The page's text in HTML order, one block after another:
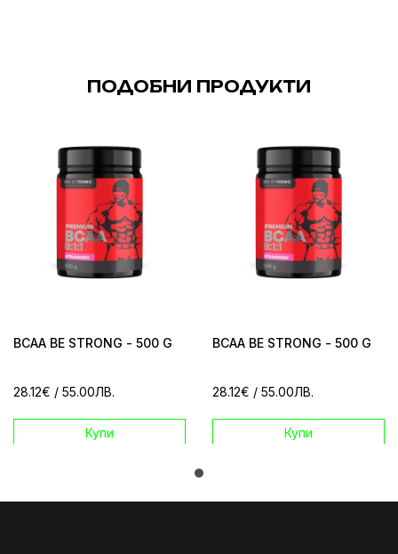
ПОДОБНИ ПРОДУКТИ
BCAA BE STRONG - 500 G
28.12€ / 55.00ЛВ.
Купи
BCAA BE STRONG - 500 G
28.12€ / 55.00ЛВ.
Купи